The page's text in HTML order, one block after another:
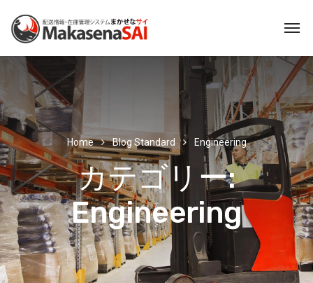
Home Blog Standard Engineering
カテゴリー:
Engineering